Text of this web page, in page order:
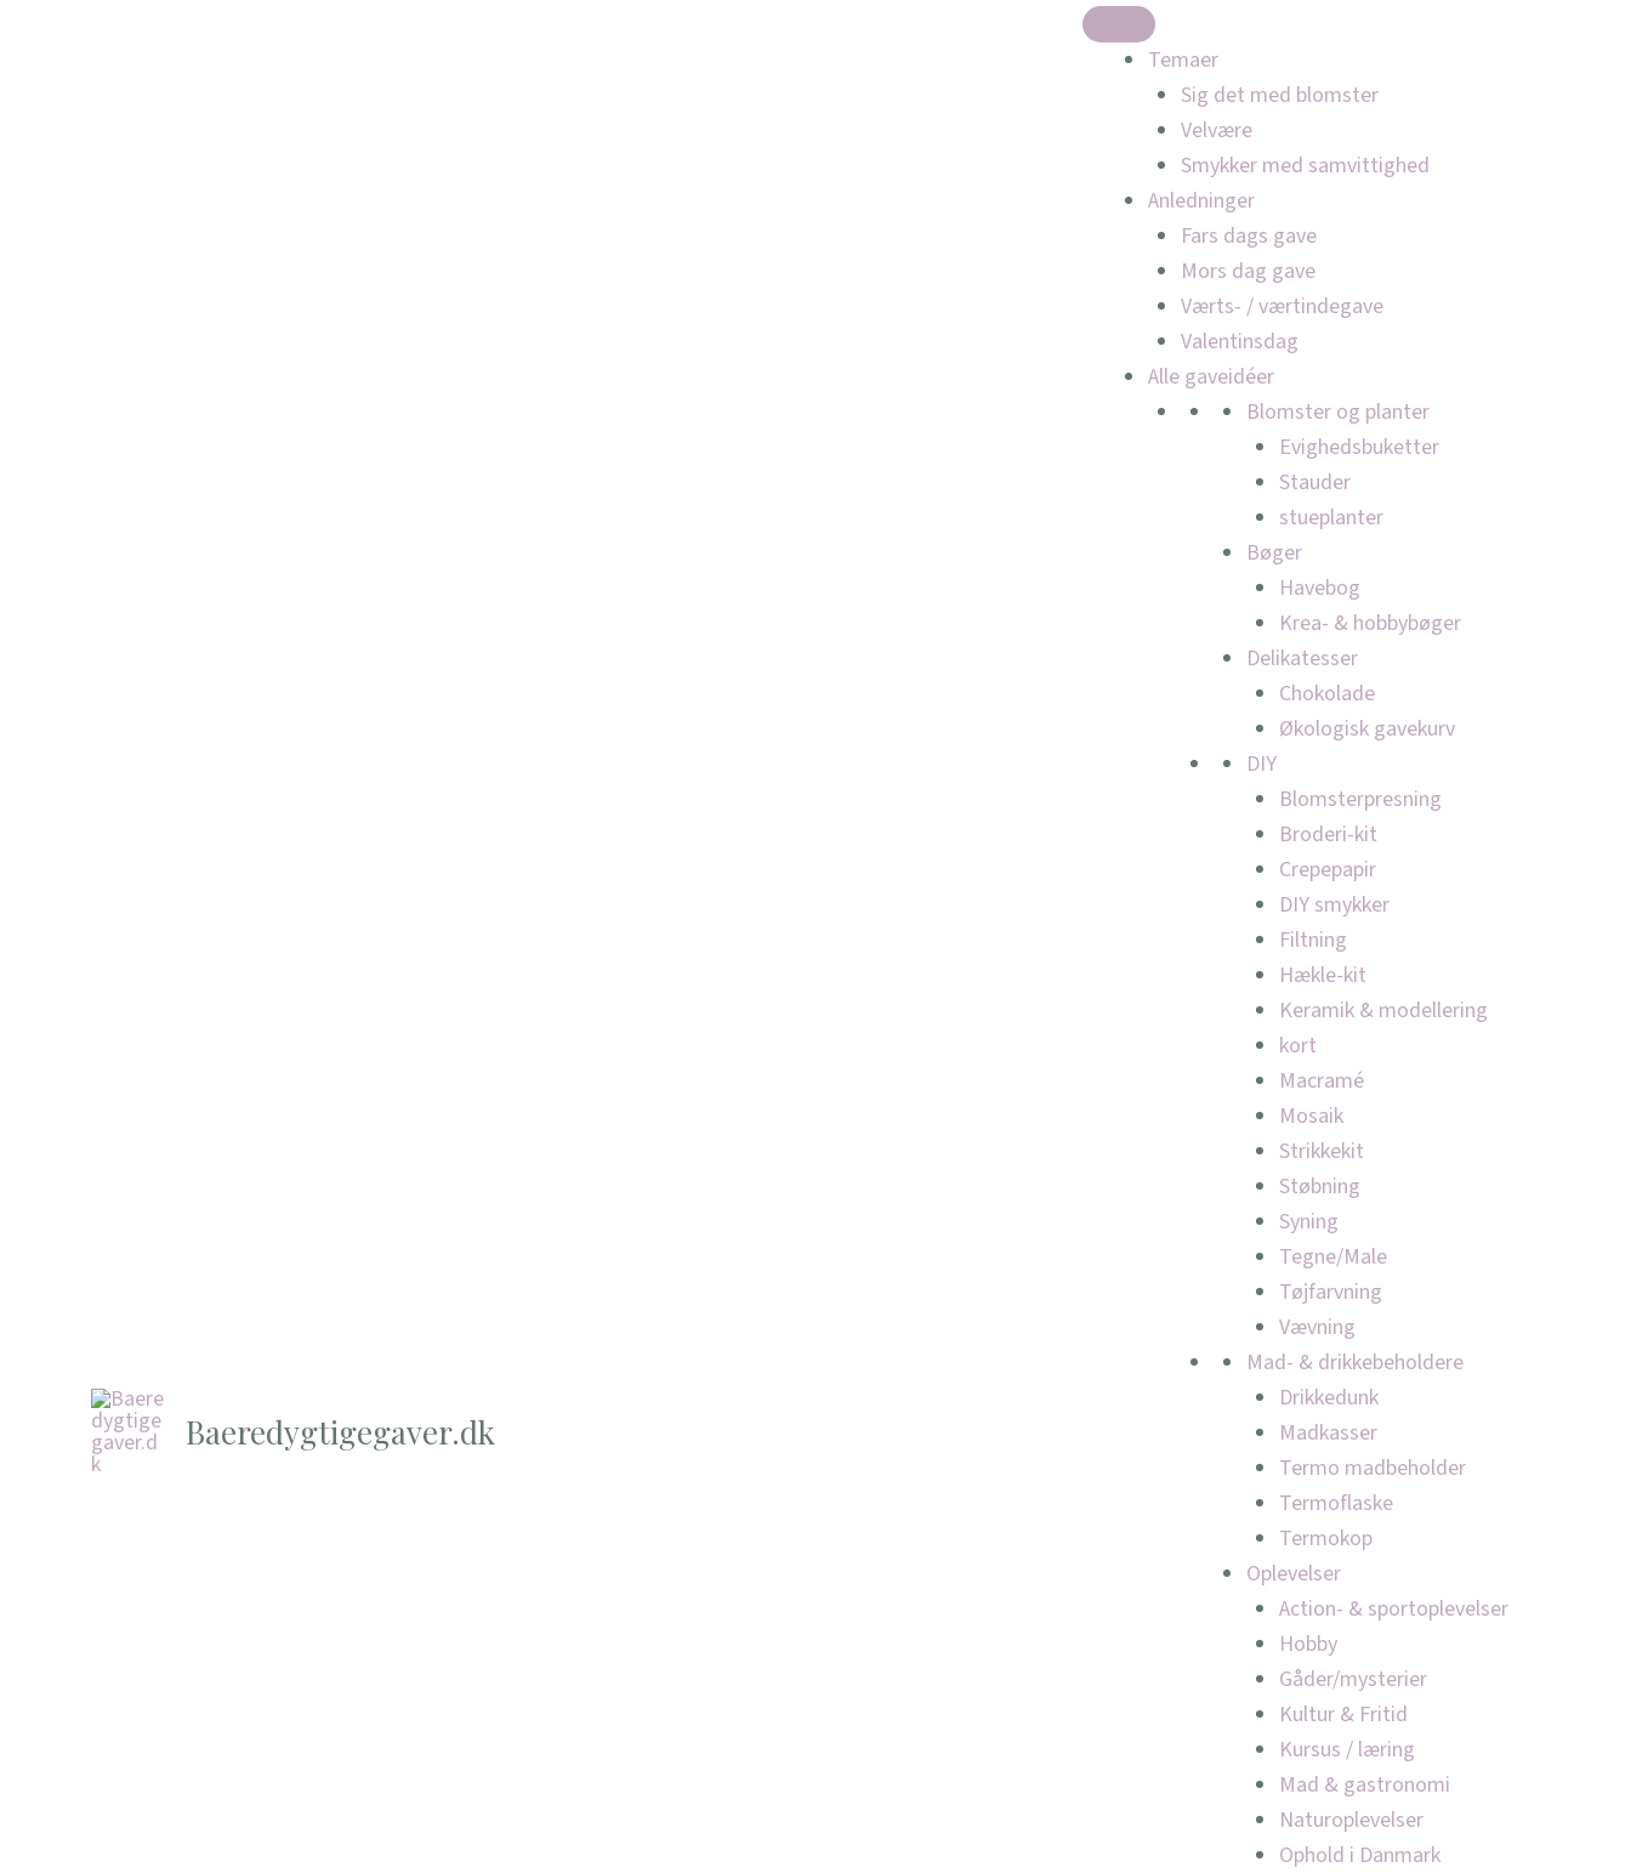
Baeredygtigegaver.dk
Temaer
Sig det med blomster
Velvære
Smykker med samvittighed
Anledninger
Fars dags gave
Mors dag gave
Værts- / værtindegave
Valentinsdag
Alle gaveidéer
Blomster og planter
Evighedsbuketter
Stauder
stueplanter
Bøger
Havebog
Krea- & hobbybøger
Delikatesser
Chokolade
Økologisk gavekurv
DIY
Blomsterpresning
Broderi-kit
Crepepapir
DIY smykker
Filtning
Hækle-kit
Keramik & modellering
kort
Macramé
Mosaik
Strikkekit
Støbning
Syning
Tegne/Male
Tøjfarvning
Vævning
Mad- & drikkebeholdere
Drikkedunk
Madkasser
Termo madbeholder
Termoflaske
Termokop
Oplevelser
Action- & sportoplevelser
Hobby
Gåder/mysterier
Kultur & Fritid
Kursus / læring
Mad & gastronomi
Naturoplevelser
Ophold i Danmark